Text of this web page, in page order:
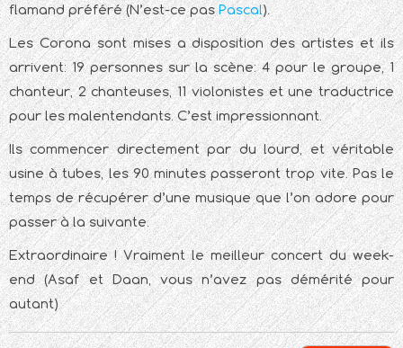
flamand préféré (N’est-ce pasPascal).
Les Corona sont mises a disposition des artistes et ils
arrivent: 19 personnes sur la scène: 4 pour le groupe, 1
chanteur, 2 chanteuses, 11 violonistes et une traductrice
pour les malentendants. C’est impressionnant.
Ils commencer directement par du lourd, et véritable
usine à tubes, les 90 minutes passeront trop vite. Pas le
temps de récupérer d’une musique que l’on adore pour
passer à la suivante.
Extraordinaire ! Vraiment le meilleur concert du week-
end (Asaf et Daan, vous n’avez pas démérité pour
autant)